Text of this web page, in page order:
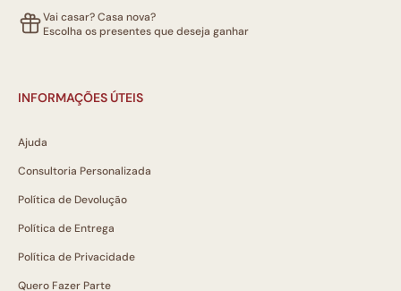
Vai casar? Casa nova?
Escolha os presentes que deseja ganhar
INFORMAÇÕES ÚTEIS
Ajuda
Consultoria Personalizada
Política de Devolução
Política de Entrega
Política de Privacidade
Quero Fazer Parte